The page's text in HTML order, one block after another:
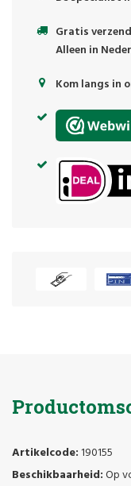
Gratis
Alleen in
Kom langs in
Artikelcode: 190155
Beschikbaarheid:Op